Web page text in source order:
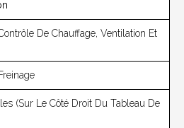
De Chauffage, Ventilation Et
(sur Le Côté Droit Du Tableau De